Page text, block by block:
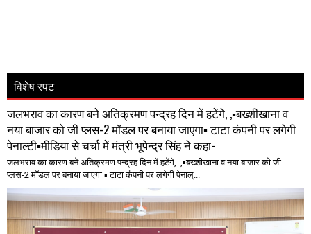
विशेष रपट
जलभराव का कारण बने अतिक्रमण पन्द्रह दिन में हटेंगे, ,▪️बख्शीखाना व
नया बाजार को जी प्लस-2 मॉडल पर बनाया जाएगा▪️ टाटा कंपनी पर लगेगी
पेनाल्टी▪️मीडिया से चर्चा में मंत्री भूपेन्द्र सिंह ने कहा-
जलभराव का कारण बने अतिक्रमण पन्द्रह दिन में हटेंगे, ,▪️बख्शीखाना व नया बाजार को जी
प्लस-2 मॉडल पर बनाया जाएगा ▪️ टाटा कंपनी पर लगेगी पेनाल्...